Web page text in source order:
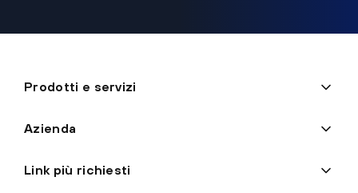
Prodotti e servizi
Azienda
Link più richiesti